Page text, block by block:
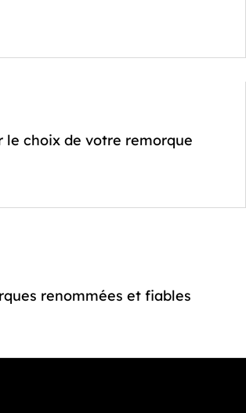
le choix de votre remorque
renommées et fiables